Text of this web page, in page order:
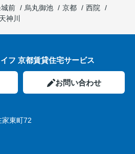
城前 烏丸御池 京都
西院
神川
フ 京都賃貸住宅サービス
お問い合わせ
東町72